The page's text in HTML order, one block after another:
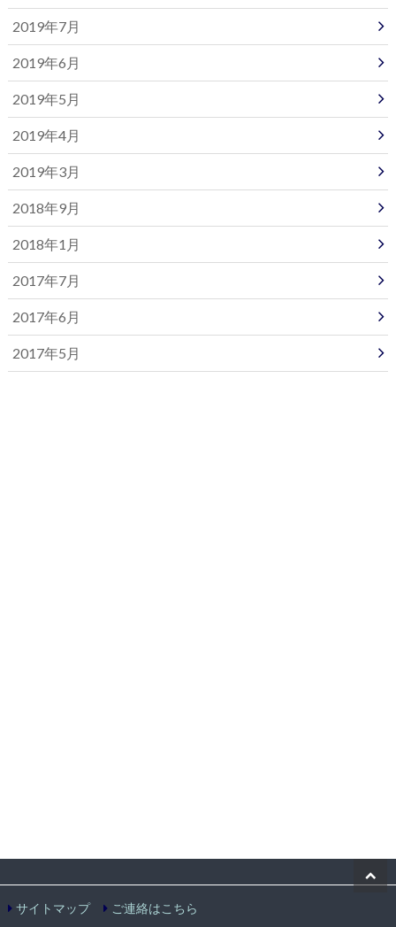
2019年7月
2019年6月
2019年5月
2019年4月
2019年3月
2018年9月
2018年1月
2017年7月
2017年6月
2017年5月
サイトマップ ご連絡はこちら